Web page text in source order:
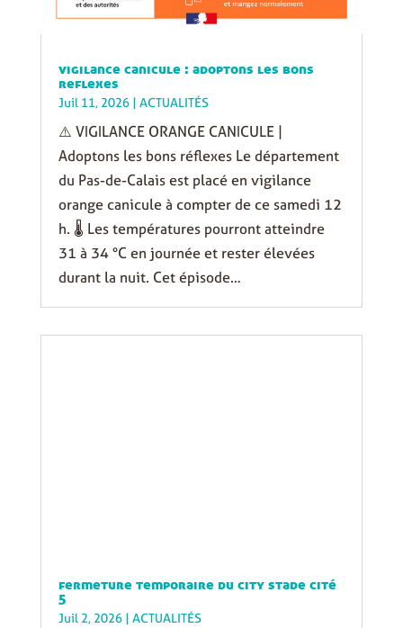
vigilance canicule : adoptons les bons
reflexes
Juil 11, 2026| ACTUALITÉS
⚠️ VIGILANCE ORANGE CANICULE |
Adoptons les bons réflexes Le département
du Pas-de-Calais est placé en vigilance
orange canicule à compter de ce samedi 12
h. 🌡️ Les températures pourront atteindre
31 à 34 °C en journée et rester élevées
durant la nuit. Cet épisode…
fermeture temporaire du city stade cité
5
Juil 2, 2026| ACTUALITÉS